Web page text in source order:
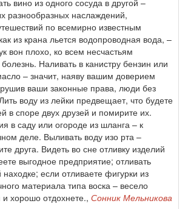
вино из одного сосуда в другой –
разнообразных наслаждений,
по всемирно известным
из крана льется водопроводная вода, –
вон плохо, ко всем несчастьям
Наливать в канистру бензин или
– значит, наяву вашим доверием
ваши законные права, люди без
воду из лейки предвещает, что будете
в споре двух друзей и помирите их.
в саду или огороде из шланга – к
деле. Выливать воду изо рта –
друга. Видеть во сне отливку изделий
выгодное предприятие; отливать
если отливаете фигурки из
материала типа воска – весело
хорошо отдохнете., Сонник Мельникова